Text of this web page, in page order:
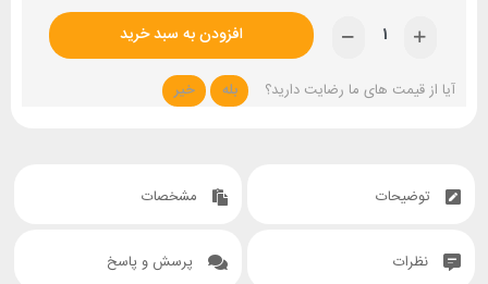
افزودن به سبد خرید
آیا از قیمت های ما رضایت دارید؟ بله خیر
توضیحات مشخصات
نظرات پرسش و پاسخ